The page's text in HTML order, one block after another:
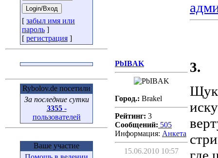
[ забыл имя или
пароль ]
[ регистрация ]
Rybolov.de посетили
За последние сутки
3355-
пользователей
Ваше участие
PbIBAK
Город.: Brakel
Рейтинг: 3
Сообщений: 505
Информация: Aнкета
15.06.2010 10:57
3.